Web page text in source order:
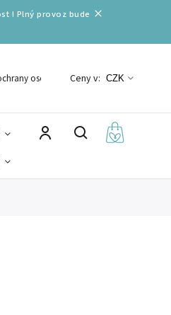
! Plný provoz bude
osobních údajů
Ceny v: CZK